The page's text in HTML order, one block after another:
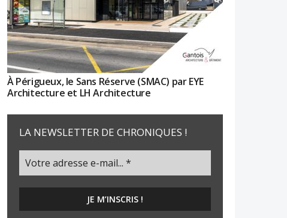
À Périgueux, le Sans Réserve (SMAC) par EYE
Architecture et LH Architecture
LA NEWSLETTER DE CHRONIQUES !